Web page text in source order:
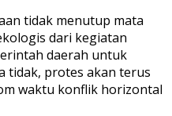
tidak menutup mata
dari kegiatan
daerah untuk
tidak, protes akan terus
waktu konflik horizontal